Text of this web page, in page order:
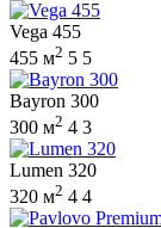
Vega 455
455 м2 5 5
Bayron 300
300 м2 4 3
Lumen 320
320 м2 4 4